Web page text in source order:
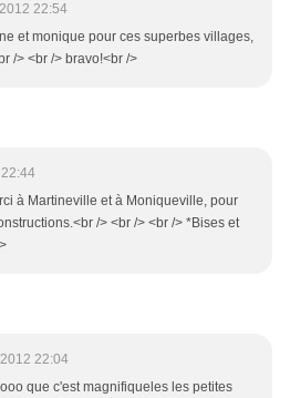
22:54
et monique pour ces superbes villages,
/> <br /> bravo!<br />
à Martineville et à Moniqueville, pour
/> <br /> <br /> *Bises et
22:04
que c'est magnifiqueles les petites